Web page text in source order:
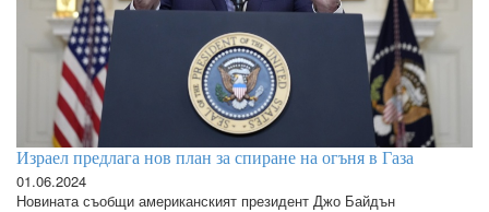
Израел предлага нов план за спиране на огъня в Газа
01.06.2024
Новината съобщи американският президент Джо Байдън